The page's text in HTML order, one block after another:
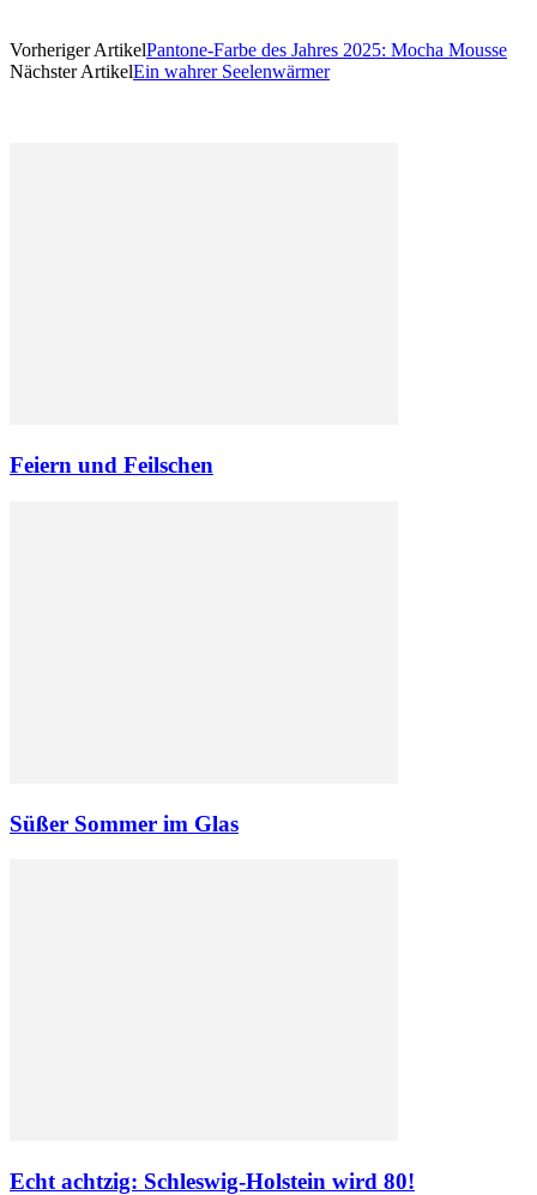
Vorheriger ArtikelPantone-Farbe des Jahres 2025: Mocha Mousse
Nächster ArtikelEin wahrer Seelenwärmer
Feiern und Feilschen
Süßer Sommer im Glas
Echt achtzig: Schleswig-Holstein wird 80!